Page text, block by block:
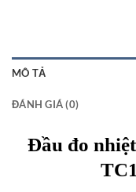
MÔ TẢ
ĐÁNH GIÁ (0)
Đầu đo